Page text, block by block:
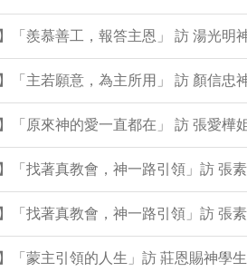
「羨慕善工，報答主恩」 訪 湯光明
「主若願意，為主所用」 訪 顏信忠
「原來神的愛一直都在」 訪 張愛樺
「找著真教會，神一路引領」訪 張素
「找著真教會，神一路引領」訪 張素
「蒙主引領的人生」訪 莊恩賜神學生